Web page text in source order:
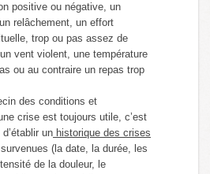
positive ou négative, un
relâchement, un effort
trop ou pas assez de
vent violent, une température
ou au contraire un repas trop
des conditions et
crise est toujours utile, c’est
un historique des crises
(la date, la durée, les
de la douleur, le